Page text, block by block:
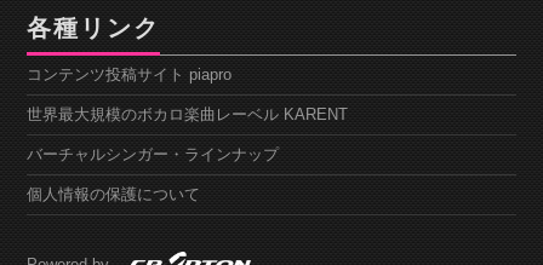
各種リンク
コンテンツ投稿サイト piapro
世界最大規模のボカロ楽曲レーベル KARENT
バーチャルシンガー・ラインナップ
個人情報の保護について